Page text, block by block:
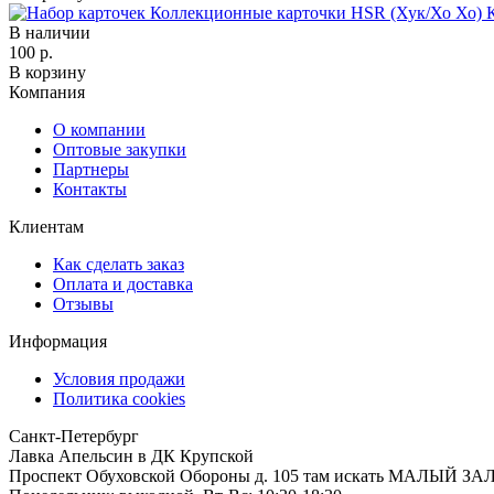
В наличии
100 р.
В корзину
Компания
О компании
Оптовые закупки
Партнеры
Контакты
Клиентам
Как сделать заказ
Оплата и доставка
Отзывы
Информация
Условия продажи
Политика cookies
Санкт-Петербург
Лавка Апельсин в ДК Крупской
Проспект Обуховской Обороны д. 105 там искать МАЛЫЙ